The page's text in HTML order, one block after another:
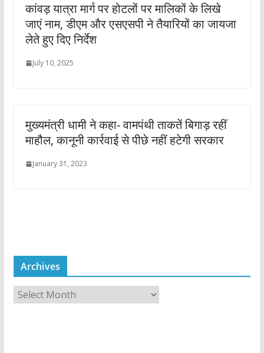
कांवड़ यात्रा मार्ग पर होटलों पर माल‍िकों के लिखे
जाएं नाम, डीएम और एसएसपी ने तैयार‍ियों का जायजा
लेते हुए द‍िए न‍िर्देश
July 10, 2025
मुख्यमंत्री धामी ने कहा- वामपंथी ताकतें बिगाड़ रहीं
माहौल, कानूनी कार्रवाई से पीछे नहीं हटेगी सरकार
January 31, 2023
Archives
r